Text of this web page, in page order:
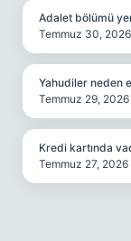
Adalet bölümü
Temmuz 30, 2026
Yahudiler neden
Temmuz 29, 2026
Kredi kartında
Temmuz 27, 2026